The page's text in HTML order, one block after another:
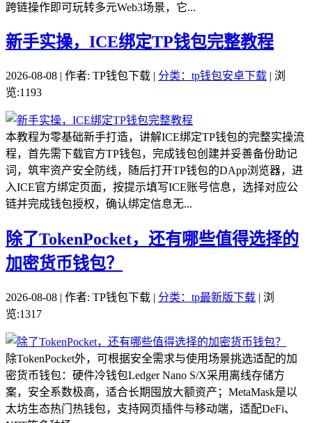
跨链操作即可玩转多元Web3场景，它...
新手实操，ICE绑定TP钱包完整教程
2026-08-08 | 作者: TP钱包下载 | 分类：tp钱包安卓下载 | 浏
览:1193
本教程为零基础新手打造，讲解ICE绑定TP钱包的完整实操流
程，首先需下载官方TP钱包，完成钱包创建并妥善备份助记
词，筑牢资产安全防线，随后打开TP钱包的DApp浏览器，进
入ICE官方绑定页面，按提示填写ICE账号信息，选择对应公
链并完成钱包授权，确认绑定信息无...
除了TokenPocket，还有哪些值得选择的
加密货币钱包？
2026-08-08 | 作者: TP钱包下载 | 分类：tp最新版下载 | 浏
览:1317
除TokenPocket外，可根据安全需求与使用场景挑选适配的加
密货币钱包：硬件冷钱包Ledger Nano S/X采用离线存储方
案，安全系数极高，适合长期囤放大额资产；MetaMask是以
太坊生态热门热钱包，支持网页插件与移动端，适配DeFi、